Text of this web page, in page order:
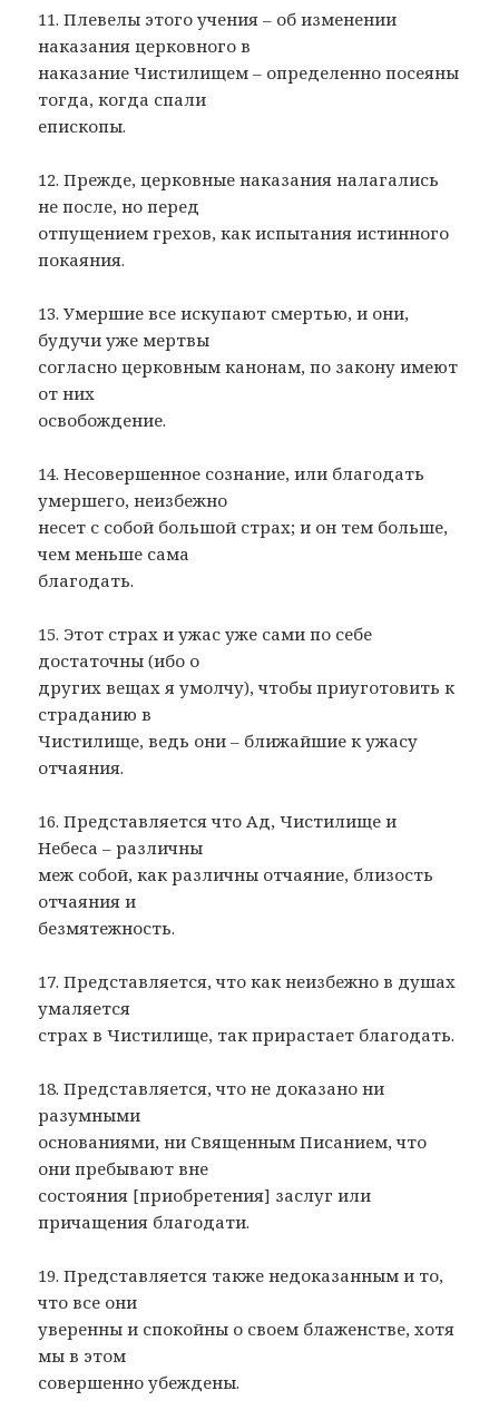
11. Плевелы этого учения – об изменении
наказания церковного в
наказание Чистилищем – определенно посеяны
тогда, когда спали
епископы.
12. Прежде, церковные наказания налагались
не после, но перед
отпущением грехов, как испытания истинного
покаяния.
13. Умершие все искупают смертью, и они,
будучи уже мертвы
согласно церковным канонам, по закону имеют
от них
освобождение.
14. Несовершенное сознание, или благодать
умершего, неизбежно
несет с собой большой страх; и он тем больше,
чем меньше сама
благодать.
15. Этот страх и ужас уже сами по себе
достаточны (ибо о
других вещах я умолчу), чтобы приуготовить к
страданию в
Чистилище, ведь они – ближайшие к ужасу
отчаяния.
16. Представляется что Ад, Чистилище и
Небеса – различны
меж собой, как различны отчаяние, близость
отчаяния и
безмятежность.
17. Представляется, что как неизбежно в душах
умаляется
страх в Чистилище, так прирастает благодать.
18. Представляется, что не доказано ни
разумными
основаниями, ни Священным Писанием, что
они пребывают вне
состояния [приобретения] заслуг или
причащения благодати.
19. Представляется также недоказанным и то,
что все они
уверенны и спокойны о своем блаженстве, хотя
мы в этом
совершенно убеждены.